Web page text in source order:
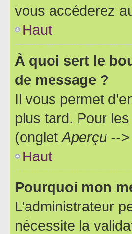
vous accéderez
Haut
À quoi sert le
de message ?
Il vous permet
plus tard. Pour
(ongletAperçu --
Haut
Pourquoi mon
L’administrateur
nécessite la